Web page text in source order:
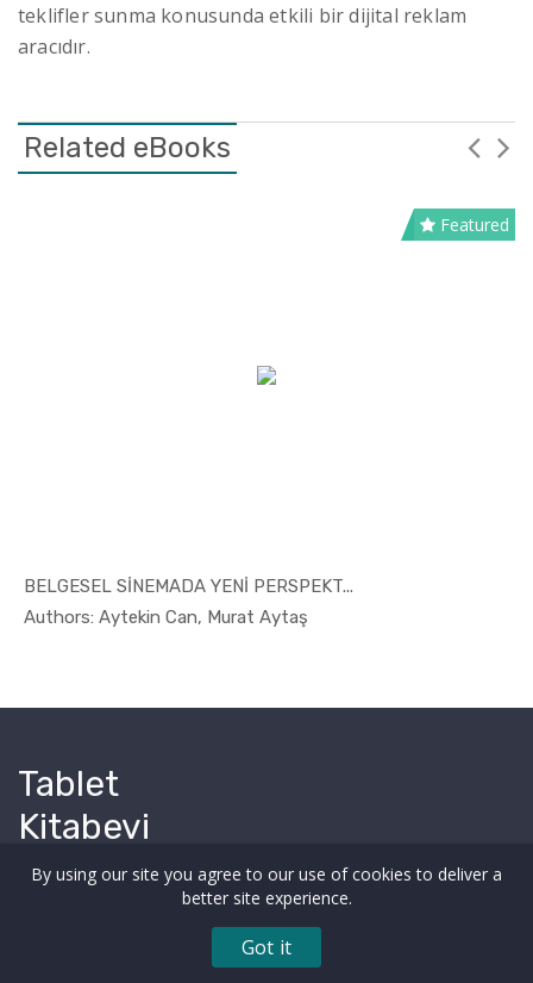
teklifler sunma konusunda etkili bir dijital reklam
aracıdır.
Related eBooks
Featured
BELGESEL SİNEMADA YENİ PERSPEKT...
Authors: Aytekin Can, Murat Aytaş
In İletişi...
Tablet
Kitabevi
By using our site you agree to our use of cookies to deliver a
better site experience.
Got it